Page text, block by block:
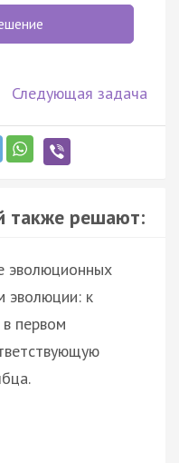
Следующая задача
также решают:
эволюционных
эволюции: к
первом